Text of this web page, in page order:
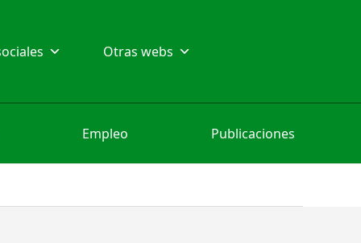
Otras webs
Empleo Publicaciones